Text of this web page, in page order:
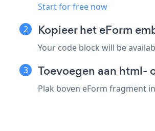
Start for free now
Kopieer het eForm
Your code block will be
Toevoegen aan html-
Plak boven eForm fragment